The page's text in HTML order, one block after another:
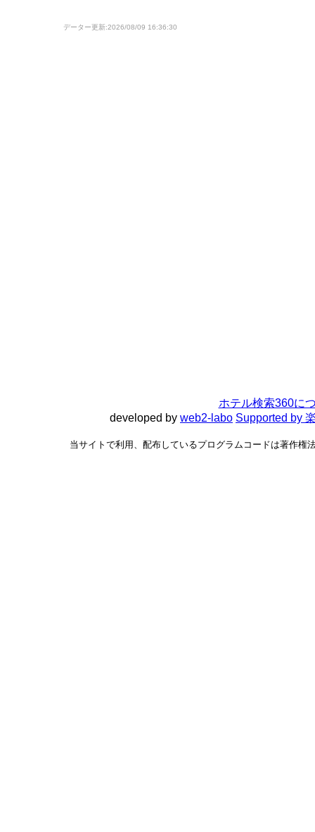
データー更新:2026/08/09 16:36:30
ホテル検索360に
developed by web2-labo Supported by
当サイトで利用、配布しているプログラムコードは著作